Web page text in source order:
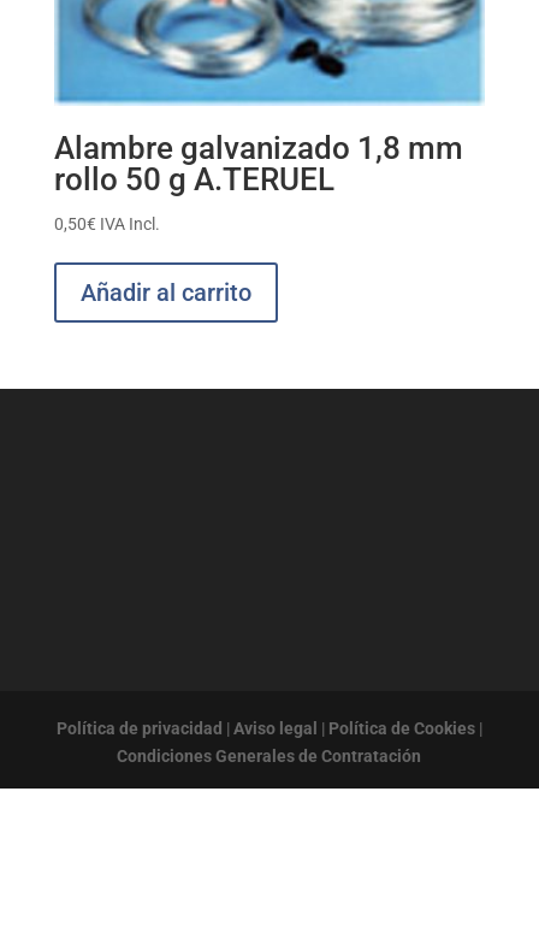
Alambre galvanizado 1,8 mm
rollo 50 g A.TERUEL
0,50€ IVA Incl.
Añadir al carrito
Política de privacidad | Aviso legal | Política de Cookies|
Condiciones Generales de Contratación